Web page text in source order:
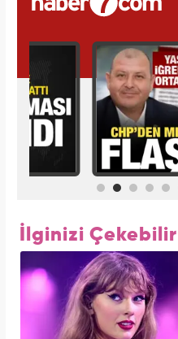
İlginizi Çekebilir